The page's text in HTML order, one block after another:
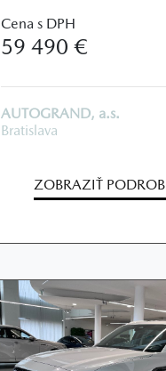
Cena s DPH
59 490 €
AUTOGRAND, a.s.
Bratislava
ZOBRAZIŤ